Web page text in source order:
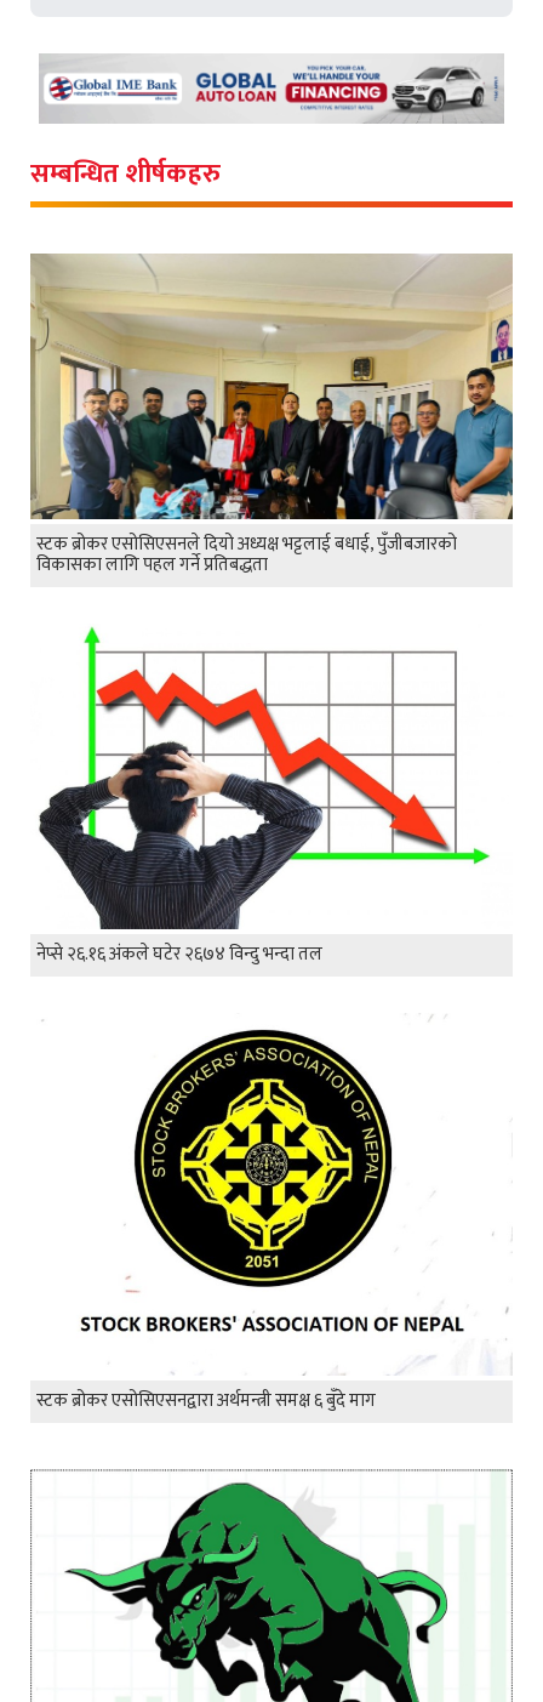
सम्बन्धित शीर्षकहरु
स्टक ब्रोकर एसोसिएसनले दियो अध्यक्ष भट्टलाई बधाई, पुँजीबजारको
विकासका लागि पहल गर्ने प्रतिबद्धता
नेप्से २६.१६ अंकले घटेर २६७४ विन्दु भन्दा तल
स्टक ब्रोकर एसोसिएसनद्वारा अर्थमन्त्री समक्ष ६ बुँदे माग